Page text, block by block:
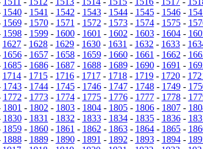
1540- 1541 - 1542 - 1543- 1544- 1545- 1546-
1569- 1570- 1571 - 1572 - 1573- 1574- 1575-
1598- 1599- 1600- 1601 - 1602 - 1603- 1604-
1627 - 1628 - 1629 - 1630 - 1631 - 1632 - 1633 -
1656- 1657- 1658- 1659- 1660- 1661 - 1662 -
1685- 1686- 1687- 1688- 1689- 1690- 1691 -
1714 - 1715 - 1716 - 1717 - 1718 - 1719 - 1720 -
1743- 1744- 1745- 1746- 1747- 1748- 1749-
1772 - 1773- 1774- 1775- 1776- 1777- 1778-
1801 - 1802 - 1803 - 1804 - 1805 - 1806 - 1807 -
1830- 1831 - 1832 - 1833- 1834- 1835- 1836-
1859- 1860- 1861 - 1862 - 1863- 1864- 1865-
1888- 1889- 1890- 1891 - 1892 - 1893- 1894-